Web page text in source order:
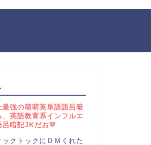
最強の萌萌英単語語呂暗
英語教育系インフルエ
呂暗記JKだお💛
クトックにＤＭくれた